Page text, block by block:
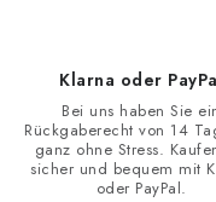
Klarna oder
Bei uns haben Sie
Rückgaberecht von 14
ganz ohne Stress.
sicher und bequem mit
oder PayPal.